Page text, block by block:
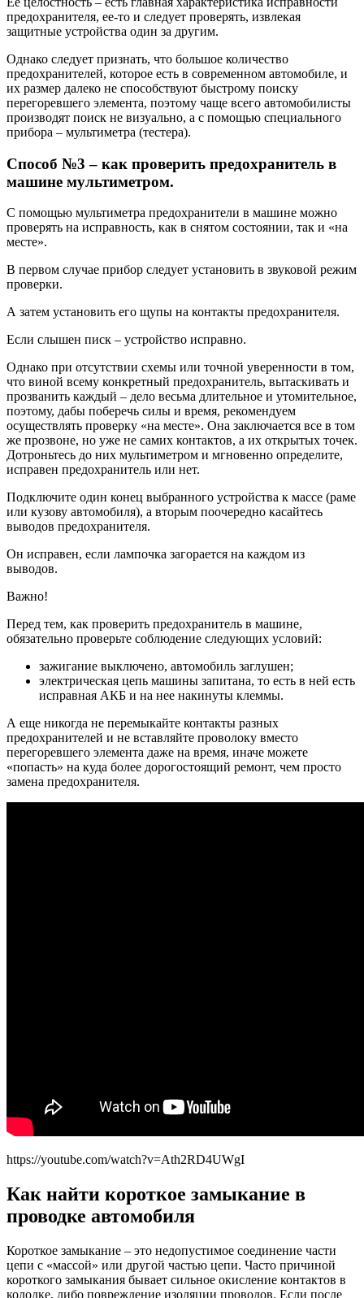
предохранителя, ее-то и следует проверять, извлекая
защитные устройства один за другим.
Однако следует признать, что большое количество
предохранителей, которое есть в современном автомобиле, и
их размер далеко не способствуют быстрому поиску
перегоревшего элемента, поэтому чаще всего автомобилисты
производят поиск не визуально, а с помощью специального
прибора – мультиметра (тестера).
Способ №3 – как проверить предохранитель в
машине мультиметром.
С помощью мультиметра предохранители в машине можно
проверять на исправность, как в снятом состоянии, так и «на
месте».
В первом случае прибор следует установить в звуковой режим
проверки.
А затем установить его щупы на контакты предохранителя.
Если слышен писк – устройство исправно.
Однако при отсутствии схемы или точной уверенности в том,
что виной всему конкретный предохранитель, вытаскивать и
прозванить каждый – дело весьма длительное и утомительное,
поэтому, дабы поберечь силы и время, рекомендуем
осуществлять проверку «на месте». Она заключается все в том
же прозвоне, но уже не самих контактов, а их открытых точек.
Дотроньтесь до них мультиметром и мгновенно определите,
исправен предохранитель или нет.
Подключите один конец выбранного устройства к массе (раме
или кузову автомобиля), а вторым поочередно касайтесь
выводов предохранителя.
Он исправен, если лампочка загорается на каждом из
выводов.
Важно!
Перед тем, как проверить предохранитель в машине,
обязательно проверьте соблюдение следующих условий:
зажигание выключено, автомобиль заглушен;
электрическая цепь машины запитана, то есть в ней есть
исправная АКБ и на нее накинуты клеммы.
А еще никогда не перемыкайте контакты разных
предохранителей и не вставляйте проволоку вместо
перегоревшего элемента даже на время, иначе можете
«попасть» на куда более дорогостоящий ремонт, чем просто
замена предохранителя.
https://youtube.com/watch?v=Ath2RD4UWgI
Как найти короткое замыкание в
проводке автомобиля
Короткое замыкание – это недопустимое соединение части
цепи с «массой» или другой частью цепи. Часто причиной
короткого замыкания бывает сильное окисление контактов в
колодке, либо повреждение изоляции проводов. Если после